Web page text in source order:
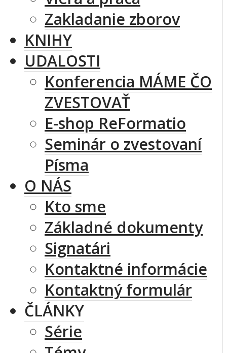
Zakladanie zborov
KNIHY
UDALOSTI
Konferencia MÁME ČO
ZVESTOVAŤ
E-shop ReFormatio
Seminár o zvestovaní
Písma
O NÁS
Kto sme
Základné dokumenty
Signatári
Kontaktné informácie
Kontaktný formulár
ČLÁNKY
Série